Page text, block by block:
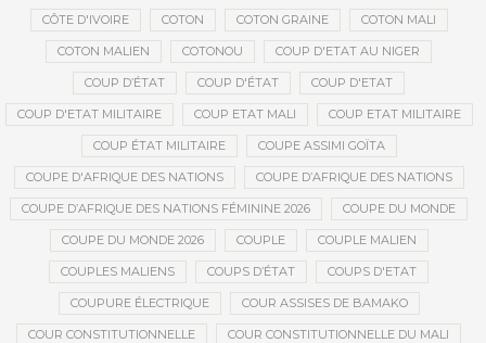
CÔTE D'IVOIRE COTON COTON GRAINE COTON MALI
COTON MALIEN COTONOU COUP D'ETAT AU NIGER
COUP D’ÉTAT COUP D'ÉTAT COUP D'ETAT
COUP D'ETAT MILITAIRE COUP ETAT MALI COUP ETAT MILITAIRE
COUP ÉTAT MILITAIRE COUPE ASSIMI GOÏTA
COUPE D'AFRIQUE DES NATIONS COUPE D’AFRIQUE DES NATIONS
COUPE D’AFRIQUE DES NATIONS FÉMININE 2026 COUPE DU MONDE
COUPE DU MONDE 2026 COUPLE COUPLE MALIEN
COUPLES MALIENS COUPS D’ÉTAT COUPS D'ETAT
COUPURE ÉLECTRIQUE COUR ASSISES DE BAMAKO
COUR CONSTITUTIONNELLE COUR CONSTITUTIONNELLE DU MALI